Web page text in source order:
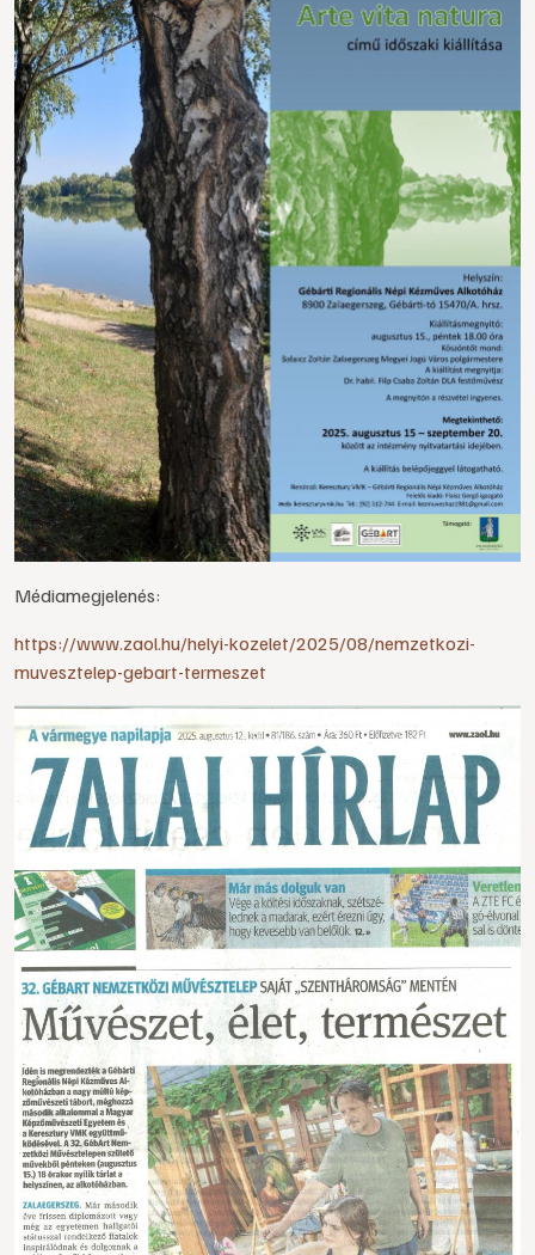
Médiamegjelenés:
https://www.zaol.hu/helyi-kozelet/2025/08/nemzetkozi-
muvesztelep-gebart-termeszet